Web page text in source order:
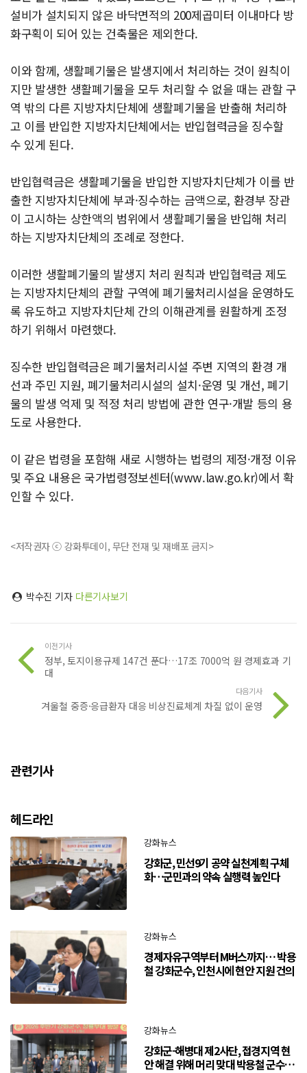
설비가 설치되지 않은 바닥면적의 200제곱미터 이내마다 방
화구획이 되어 있는 건축물은 제외한다.
이와 함께, 생활폐기물은 발생지에서 처리하는 것이 원칙이
지만 발생한 생활폐기물을 모두 처리할 수 없을 때는 관할 구
역 밖의 다른 지방자치단체에 생활폐기물을 반출해 처리하
고 이를 반입한 지방자치단체에서는 반입협력금을 징수할
수 있게 된다.
반입협력금은 생활폐기물을 반입한 지방자치단체가 이를 반
출한 지방자치단체에 부과·징수하는 금액으로, 환경부 장관
이 고시하는 상한액의 범위에서 생활폐기물을 반입해 처리
하는 지방자치단체의 조례로 정한다.
이러한 생활폐기물의 발생지 처리 원칙과 반입협력금 제도
는 지방자치단체의 관할 구역에 폐기물처리시설을 운영하도
록 유도하고 지방자치단체 간의 이해관계를 원활하게 조정
하기 위해서 마련했다.
징수한 반입협력금은 폐기물처리시설 주변 지역의 환경 개
선과 주민 지원, 폐기물처리시설의 설치·운영 및 개선, 폐기
물의 발생 억제 및 적정 처리 방법에 관한 연구·개발 등의 용
도로 사용한다.
이 같은 법령을 포함해 새로 시행하는 법령의 제정·개정 이유
및 주요 내용은 국가법령정보센터(www.law.go.kr)에서 확
인할 수 있다.
<저작권자 ⓒ 강화투데이, 무단 전재 및 재배포 금지>
박수진 기자 다른기사보기
이전기사
정부, 토지이용규제 147건 푼다…17조 7000억 원 경제효과 기
대
다음기사
겨울철 중증·응급환자 대응 비상진료체계 차질 없이 운영
관련기사
헤드라인
강화뉴스
강화군, 민선9기 공약 실천계획 구체
화…군민과의 약속 실행력 높인다
강화뉴스
경제자유구역부터 M버스까지… 박용
철 강화군수, 인천시에 현안 지원 건의
강화뉴스
강화군-해병대 제2사단, 접경지역 현
안 해결 위해 머리 맞대 박용철 군수